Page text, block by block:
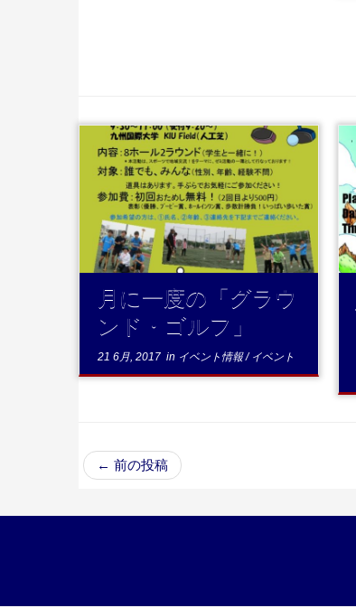
...続
きを読む
月に一度の「グラウ
ンド・ゴルフ」
21 6月, 2017 in イベント情報/ イベント
← 前の投稿